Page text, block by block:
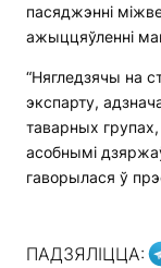
пасяджэнні
ажыццяўленні
“Нягледзячы на
экспарту,
таварных
асобнымі
гаворылася ў
ПАДЗЯЛІЦЦА: